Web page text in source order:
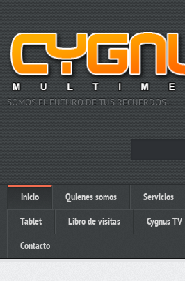
SOMOS EL FUTURO DE TUS RECUERDOS…
Inicio Quienes somos Servicios
Tablet Libro de visitas Cygnus TV
Contacto